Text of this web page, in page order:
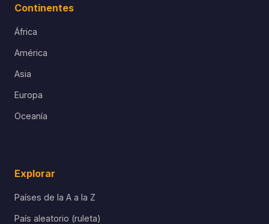
Continentes
África
América
Asia
Europa
Oceanía
Explorar
Países de la A a la Z
País aleatorio (ruleta)